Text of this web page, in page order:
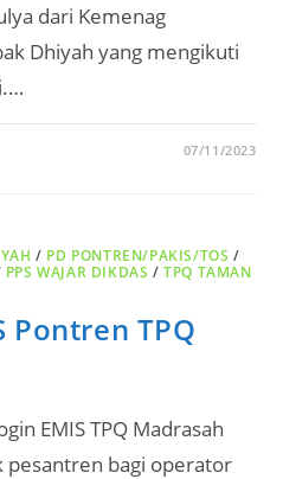
dari Kemenag
Dhiyah yang mengikuti
07/11/2023
/ PD PONTREN/PAKIS/TOS /
PPS WAJAR DIKDAS /TPQ TAMAN
Pontren TPQ
EMIS TPQ Madrasah
pesantren bagi operator